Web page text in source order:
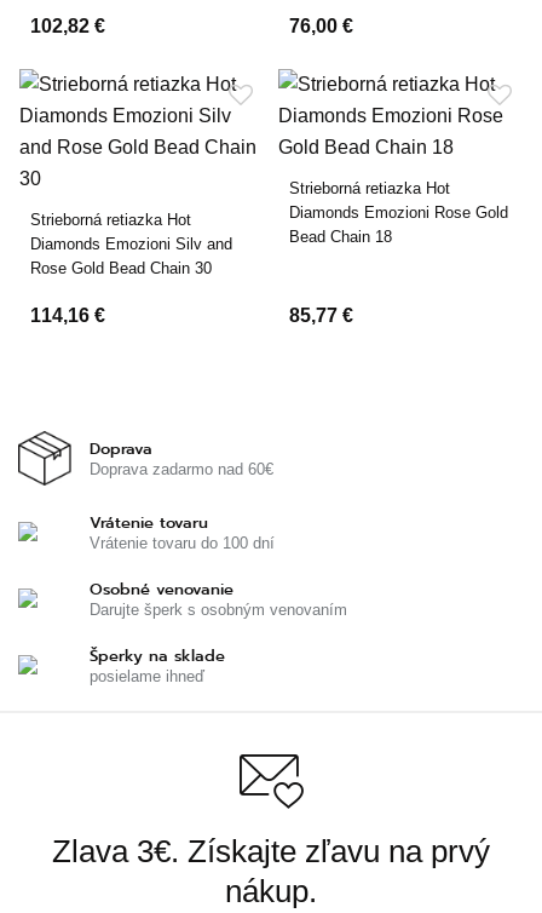
102,82 € 76,00 €
Strieborná retiazka Hot
Diamonds Emozioni Silv and
Rose Gold Bead Chain 30
114,16 €
Strieborná retiazka Hot
Diamonds Emozioni Rose Gold
Bead Chain 18
85,77 €
Doprava
Doprava zadarmo nad 60€
Vrátenie tovaru
Vrátenie tovaru do 100 dní
Osobné venovanie
Darujte šperk s osobným venovaním
Šperky na sklade
posielame ihneď
Zlava 3€. Získajte zľavu na prvý
nákup.